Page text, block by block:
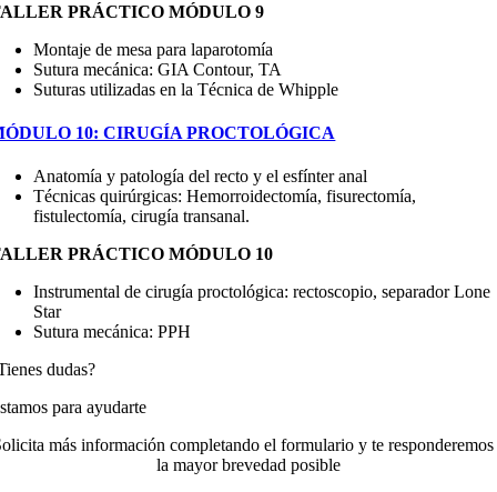
PRÁCTICO MÓDULO 9
Montaje de mesa para laparotomía
Sutura mecánica: GIA Contour, TA
Suturas utilizadas en la Técnica de Whipple
10: CIRUGÍA PROCTOLÓGICA
Anatomía y patología del recto y el esfínter anal
Técnicas quirúrgicas: Hemorroidectomía, fisurectomía,
fistulectomía, cirugía transanal.
PRÁCTICO MÓDULO 10
Instrumental de cirugía proctológica: rectoscopio, separador Lone
Star
Sutura mecánica: PPH
dudas?
para ayudarte
más información completando el formulario y te responderemos
la mayor brevedad posible